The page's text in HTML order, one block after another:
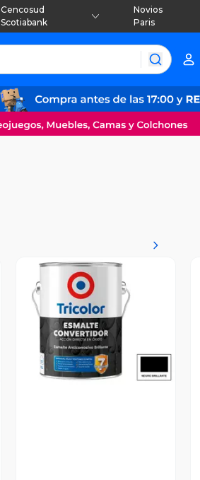
Cencosud
Scotiabank
Novios
Paris
Vista Previa